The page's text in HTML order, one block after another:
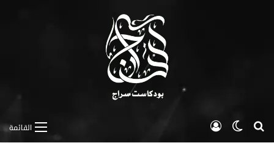
القائمة بحث عن الوضع المظلم